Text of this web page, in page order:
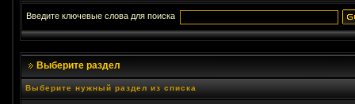
Введите ключевые слова для поиска
Выберите раздел
Выберите нужный раздел из списка